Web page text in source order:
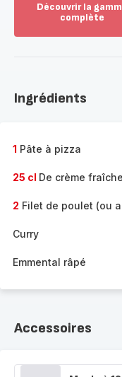
Découvrir la
complète
gamme
Ingrédients
1 Pâte à pizza
25 cl De crème fraîche
2 Filet de poulet (ou
Curry
Emmental râpé
Accessoires